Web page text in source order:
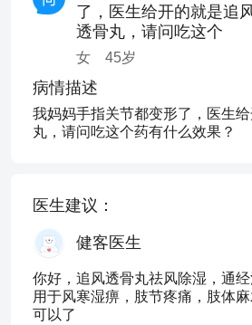
了，医生给开的就是追
透骨丸，请问吃这个
女 45岁
病情描述
我妈妈手指关节都变形了，医生
丸，请问吃这个药有什么效果？
医生建议：
健客医生
你好，追风透骨丸祛风除湿，通经
用于风寒湿痹，肢节疼痛，肢体
可以了